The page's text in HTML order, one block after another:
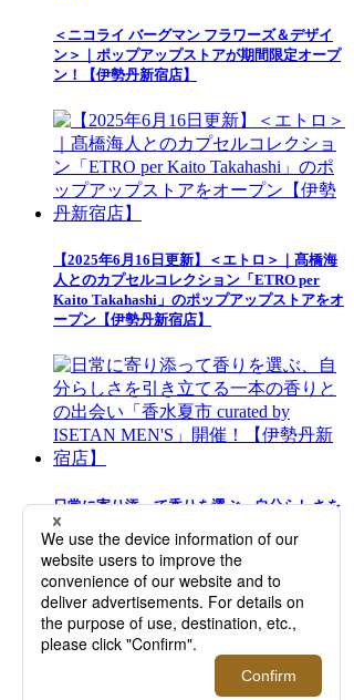
＜ニコライ バーグマン フラワーズ＆デザイ
ン＞｜ポップアップストアが期間限定オープ
ン！【伊勢丹新宿店】
【2025年6月16日更新】＜エトロ＞｜髙橋海
人とのカプセルコレクション「ETRO per
Kaito Takahashi」のポップアップストアをオ
ープン【伊勢丹新宿店】
日常に寄り添って香りを選ぶ、自分らしさを
引き立てる一本の香りとの出会い「香水夏市
curated by ISETAN MEN'S」開催！【伊勢丹
新宿店】